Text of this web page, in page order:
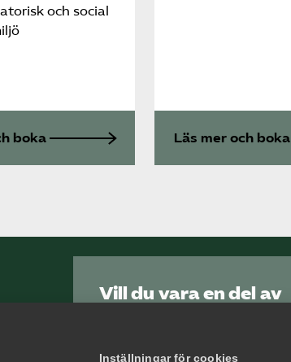
och social
boka Läs mer och boka
Vill du vara en del av
Inställningar för cookies